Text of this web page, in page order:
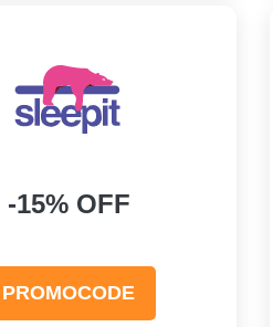
-15% OFF
PROMOCODE